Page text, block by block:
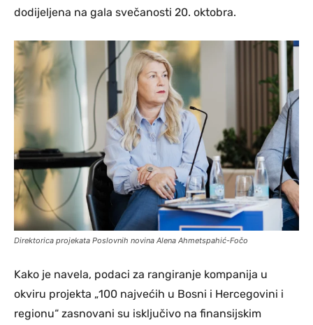
dodijeljena na gala svečanosti 20. oktobra.
Direktorica projekata Poslovnih novina Alena Ahmetspahić-Fočo
Kako je navela, podaci za rangiranje kompanija u
okviru projekta „100 najvećih u Bosni i Hercegovini i
regionu“ zasnovani su isključivo na finansijskim